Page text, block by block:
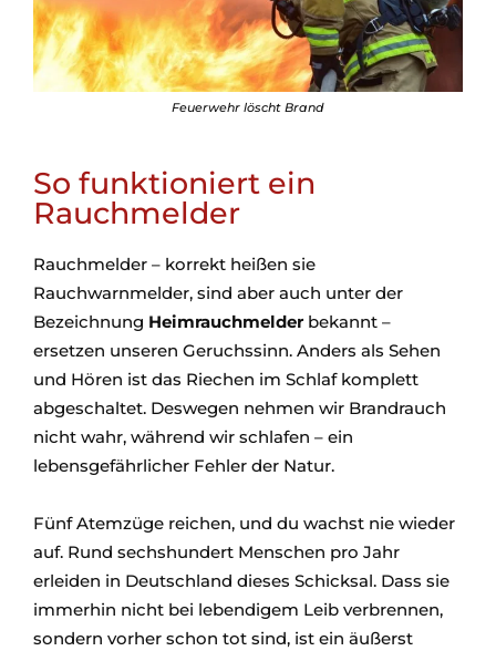
Feuerwehr löscht Brand
So funktioniert ein
Rauchmelder
Rauchmelder – korrekt heißen sie
Rauchwarnmelder, sind aber auch unter der
Bezeichnung Heimrauchmelder bekannt –
ersetzen unseren Geruchssinn. Anders als Sehen
und Hören ist das Riechen im Schlaf komplett
abgeschaltet. Deswegen nehmen wir Brandrauch
nicht wahr, während wir schlafen – ein
lebensgefährlicher Fehler der Natur.
Fünf Atemzüge reichen, und du wachst nie wieder
auf. Rund sechshundert Menschen pro Jahr
erleiden in Deutschland dieses Schicksal. Dass sie
immerhin nicht bei lebendigem Leib verbrennen,
sondern vorher schon tot sind, ist ein äußerst